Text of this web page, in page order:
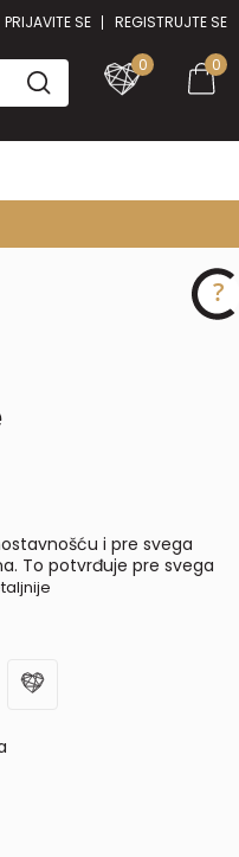
PRIJAVITE SE REGISTRUJTE SE
0
0
i pre svega
To potvrđuje pre svega